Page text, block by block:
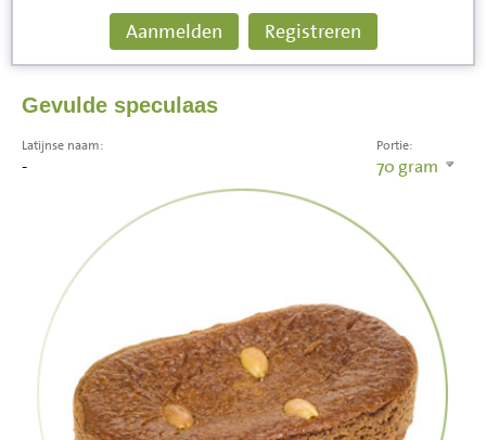
Aanmelden Registreren
Gevulde speculaas
Portie:
70 gram
Latijnse naam:
-